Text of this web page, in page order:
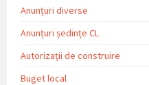
Anunțuri diverse
Anunțuri ședințe CL
Autorizații de construire
Buget local